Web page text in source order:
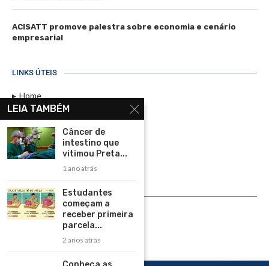
ACISATT promove palestra sobre economia e cenário
empresarial
LINKS ÚTEIS
Home
Assinar
Contato
Política de Privacidade
Rádio Maristela - Ao Vivo
ASSINE
LEIA TAMBÉM
Câncer de
intestino que
vitimou Preta...
1 ano atrás
Estudantes
começam a
receber primeira
parcela...
2 anos atrás